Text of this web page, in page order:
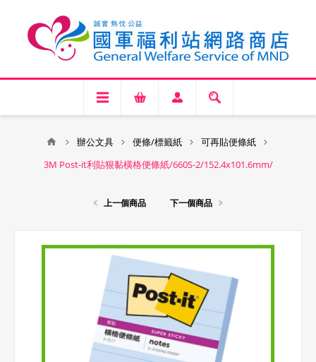
辦公文具 便條/標籤紙
可再貼便條紙
3M Post-it利貼狠黏橫格便條紙/660S-2/152.4x101.6mm/
上一個商品 下一個商品